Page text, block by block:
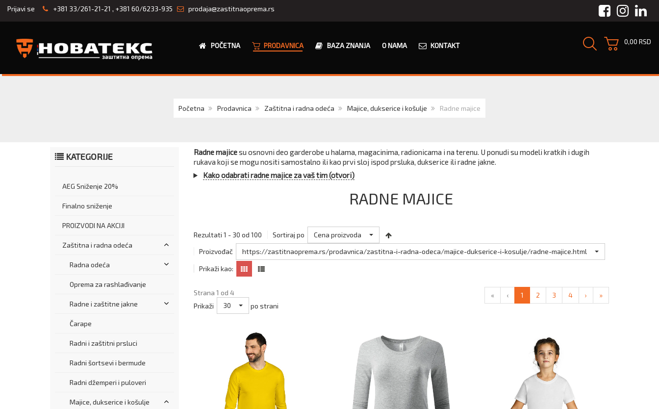
Prijavi se +381 33/261-21-21 , +381 60/6233-935 prodaja@zastitnaoprema.rs Facebook
POČETNA PRODAVNICA BAZA ZNANJA O NAMA KONTAKT 0,00 RSD
Početna Prodavnica Zaštitna i radna odeća Majice, dukserice i košulje Radne majice
KATEGORIJE
AEG Sniženje 20%
Finalno sniženje
PROIZVODI NA AKCIJI
Zaštitna i radna odeća
Radna odeća
Oprema za rashlađivanje
Radne i zaštitne jakne
Čarape
Radni i zaštitni prsluci
Radni šortsevi i bermude
Radni džemperi i puloveri
Majice, dukserice i košulje
Radne majicesu osnovni deo garderobe u halama, magacinima, radionicama i na terenu. U ponudi su modeli kratkih i dugih
rukava koji se mogu nositi samostalno ili kao prvi sloj ispod prsluka, dukserice ili radne jakne.
Kako odabrati radne majice za vaš tim (otvori)
RADNE MAJICE
Rezultati 1 - 30 od 100 Sortiraj po Cena proizvoda
Proizvođač https://zastitnaoprema.rs/prodavnica/zastitna-i-radna-odeca/majice-dukserice-i-kosulje/radne-majice.html
Prikaži kao:
Strana 1 od 4
Prikaži
30 po strani
« ‹ 1 2 3 4 › »